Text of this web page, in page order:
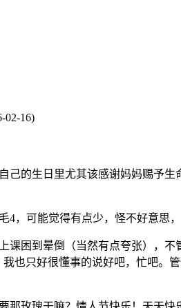
02-16)
己的生日里尤其该感谢妈妈赐予
4，可能觉得有点少，怪不好意思
课困到晕倒（当然有点夸张），
我也只好很懂事的说好吧，忙吧。